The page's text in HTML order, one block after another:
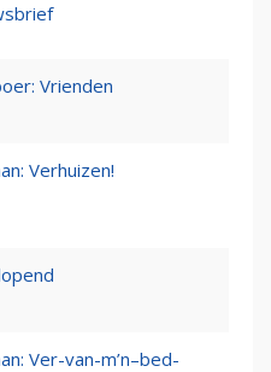
Vrienden
Verhuizen!
Ver-van-m’n–bed-